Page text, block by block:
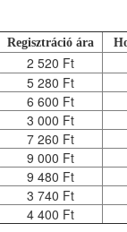
Regisztráció ára
2 520 Ft
5 280 Ft
6 600 Ft
3 000 Ft
7 260 Ft
9 000 Ft
9 480 Ft
3 740 Ft
4 400 Ft